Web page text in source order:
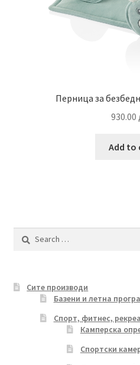
Перница за
930.00
Add to
Search
Сите производи
Базени и летна
Спорт, фитнес,
Камперска
Спортски